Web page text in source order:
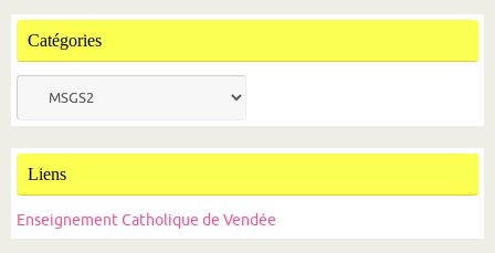
Catégories
Liens
Enseignement Catholique de Vendée